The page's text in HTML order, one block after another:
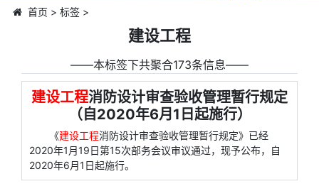
首页 > 标签>
建设工程
――本标签下共聚合173条信息――
建设工程消防设计审查验收管理暂行规定
（自2020年6月1日起施行）
《建设工程消防设计审查验收管理暂行规定》已经
2020年1月19日第15次部务会议审议通过，现予公布，自
2020年6月1日起施行。